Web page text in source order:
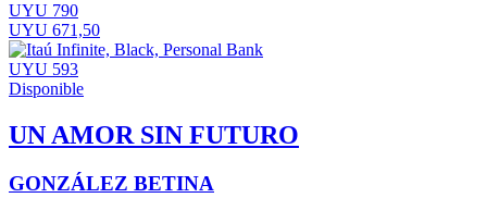
UYU 790
UYU 671,50
UYU 593
Disponible
UN AMOR SIN FUTURO
GONZÁLEZ BETINA